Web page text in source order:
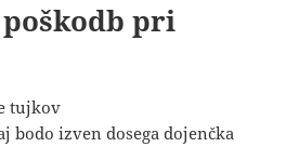
pri
tujkov
bodo izven dosega dojenčka